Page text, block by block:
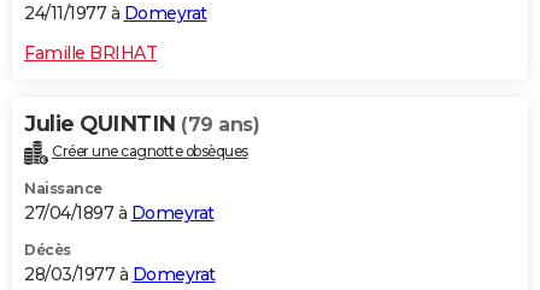
24/11/1977 à Domeyrat
Famille BRIHAT
Julie QUINTIN (79 ans)
Créer une cagnotte obsèques
Naissance
27/04/1897 à Domeyrat
Décès
28/03/1977 à Domeyrat